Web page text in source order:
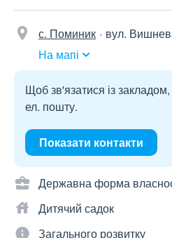
с. Поминик
вул.
На мапі
Щоб зв'язатися із
ел. пошту.
Показати контакти
Державна форма
Дитячий садок
Загального розвитку